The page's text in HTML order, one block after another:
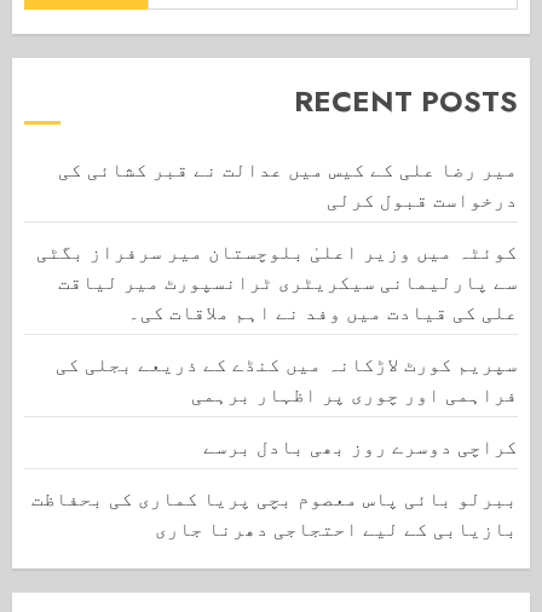
RECENT POSTS
میر رضا علی کے کیس میں عدالت نے قبر کشائی کی
درخواست قبول کرلی
کوئٹہ میں وزیر اعلیٰ بلوچستان میر سرفراز بگٹی
سے پارلیمانی سیکریٹری ٹرانسپورٹ میر لیاقت
علی کی قیادت میں وفد نے اہم ملاقات کی۔
سپریم کورٹ لاڑکانہ میں کنڈے کے ذریعے بجلی کی
فراہمی اور چوری پر اظہار برہمی
کراچی دوسرے روز بھی بادل برسے
ببرلو بائی پاس معصوم بچی پریا کماری کی بحفاظت
بازیابی کے لیے احتجاجی دھرنا جاری